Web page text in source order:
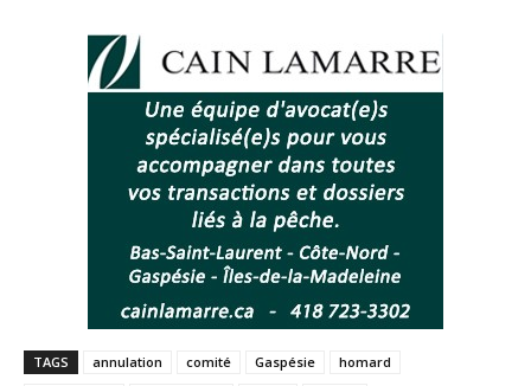
TAGS annulation comité Gaspésie
homard